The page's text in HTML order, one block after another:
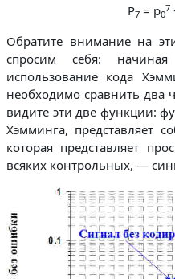
P7 = p0
7
Обратите внимание на
спросим себя:
использование кода
необходимо сравнить два
видите эти две функции:
Хэмминга, представляет
которая представляет
всяких контрольных, —